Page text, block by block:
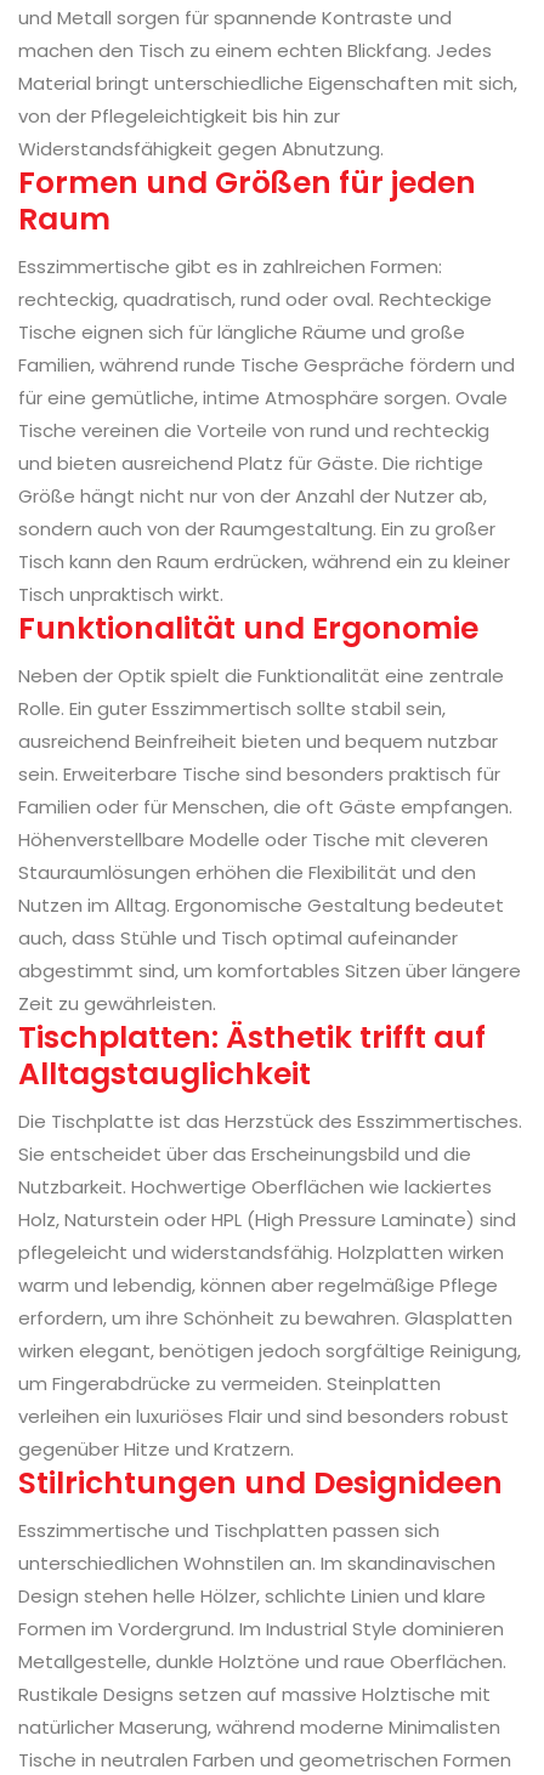
und Metall sorgen für spannende Kontraste und
machen den Tisch zu einem echten Blickfang. Jedes
Material bringt unterschiedliche Eigenschaften mit sich,
von der Pflegeleichtigkeit bis hin zur
Widerstandsfähigkeit gegen Abnutzung.
Formen und Größen für jeden
Raum
Esszimmertische gibt es in zahlreichen Formen:
rechteckig, quadratisch, rund oder oval. Rechteckige
Tische eignen sich für längliche Räume und große
Familien, während runde Tische Gespräche fördern und
für eine gemütliche, intime Atmosphäre sorgen. Ovale
Tische vereinen die Vorteile von rund und rechteckig
und bieten ausreichend Platz für Gäste. Die richtige
Größe hängt nicht nur von der Anzahl der Nutzer ab,
sondern auch von der Raumgestaltung. Ein zu großer
Tisch kann den Raum erdrücken, während ein zu kleiner
Tisch unpraktisch wirkt.
Funktionalität und Ergonomie
Neben der Optik spielt die Funktionalität eine zentrale
Rolle. Ein guter Esszimmertisch sollte stabil sein,
ausreichend Beinfreiheit bieten und bequem nutzbar
sein. Erweiterbare Tische sind besonders praktisch für
Familien oder für Menschen, die oft Gäste empfangen.
Höhenverstellbare Modelle oder Tische mit cleveren
Stauraumlösungen erhöhen die Flexibilität und den
Nutzen im Alltag. Ergonomische Gestaltung bedeutet
auch, dass Stühle und Tisch optimal aufeinander
abgestimmt sind, um komfortables Sitzen über längere
Zeit zu gewährleisten.
Tischplatten: Ästhetik trifft auf
Alltagstauglichkeit
Die Tischplatte ist das Herzstück des Esszimmertisches.
Sie entscheidet über das Erscheinungsbild und die
Nutzbarkeit. Hochwertige Oberflächen wie lackiertes
Holz, Naturstein oder HPL (High Pressure Laminate) sind
pflegeleicht und widerstandsfähig. Holzplatten wirken
warm und lebendig, können aber regelmäßige Pflege
erfordern, um ihre Schönheit zu bewahren. Glasplatten
wirken elegant, benötigen jedoch sorgfältige Reinigung,
um Fingerabdrücke zu vermeiden. Steinplatten
verleihen ein luxuriöses Flair und sind besonders robust
gegenüber Hitze und Kratzern.
Stilrichtungen und Designideen
Esszimmertische und Tischplatten passen sich
unterschiedlichen Wohnstilen an. Im skandinavischen
Design stehen helle Hölzer, schlichte Linien und klare
Formen im Vordergrund. Im Industrial Style dominieren
Metallgestelle, dunkle Holztöne und raue Oberflächen.
Rustikale Designs setzen auf massive Holztische mit
natürlicher Maserung, während moderne Minimalisten
Tische in neutralen Farben und geometrischen Formen